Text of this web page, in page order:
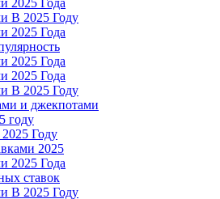
2025 Года
В 2025 Году
2025 Года
2025 Года
2025 Года
В 2025 Году
и джекпотами
году
Году
2025
2025 Года
ставок
В 2025 Году